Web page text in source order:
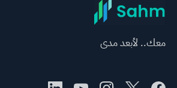
معك.. لأبعد مدى